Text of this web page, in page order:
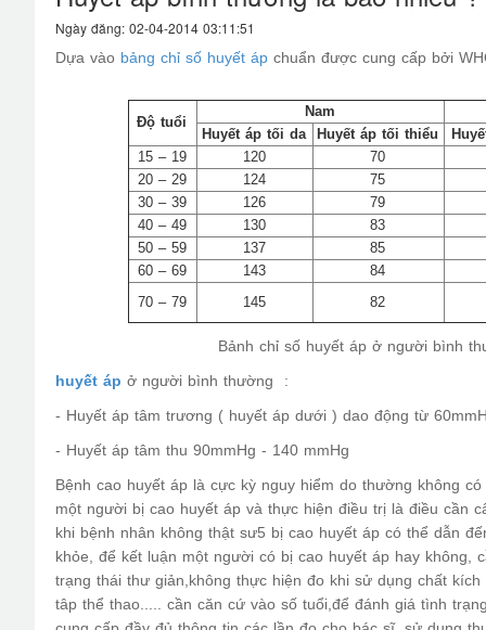
Ngày đăng: 02-04-2014 03:11:51
Dựa vào bảng chỉ số huyết áp chuẩn được cung cấp bởi
Độ tuổi
Nam
Huyết áp tối da
Huyết áp tối thiểu
15 – 19
120
70
20 – 29
124
75
30 – 39
126
79
40 – 49
130
83
50 – 59
137
85
60 – 69
143
84
70 – 79
145 82
Bảnh chỉ số huyết áp ở người bình
huyết áp ở người bình thường :
- Huyết áp tâm trương ( huyết áp dưới ) dao động từ
- Huyết áp tâm thu 90mmHg - 140 mmHg
Bệnh cao huyết áp là cực kỳ nguy hiểm do thường không
một người bị cao huyết áp và thực hiện điều trị là điều cần
khi bệnh nhân không thật sư5 bị cao huyết áp có thể dẫn
khỏe, để kết luận một người có bị cao huyết áp hay không,
trạng thái thư giản,không thực hiện đo khi sử dụng chất
tâp thể thao..... cần căn cứ vào số tuổi,để đánh giá tình